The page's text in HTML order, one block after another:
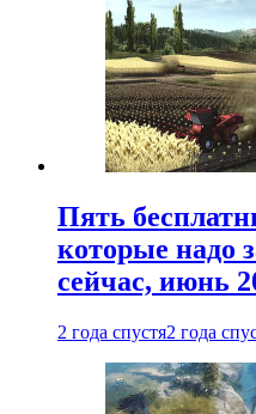
Пять
которые надо
сейчас, июнь
2 года спустя2 года